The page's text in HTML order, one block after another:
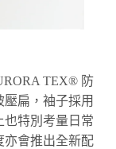
TEX® 防
扁，袖子採用
也特別考量日常
亦會推出全新配